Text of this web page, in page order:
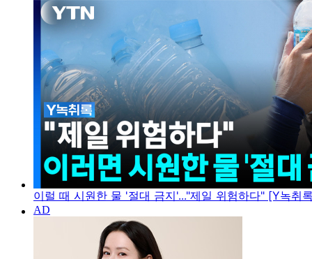
이럴 때 시원한 물 '절대 금지'..."제일 위험하다" [Y녹취